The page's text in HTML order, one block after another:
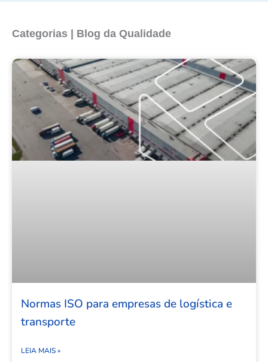
Categorias | Blog da Qualidade
Normas ISO para empresas de logística e
transporte
LEIA MAIS »